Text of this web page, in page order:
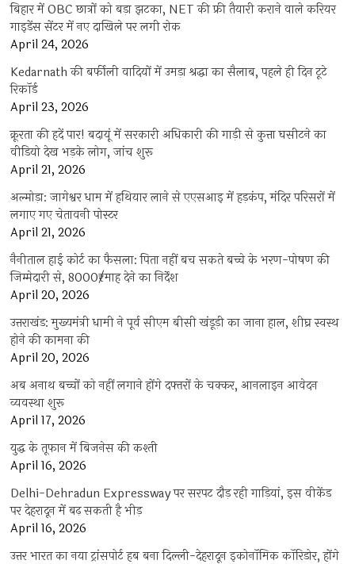
बिहार में OBC छात्रों को बड़ा झटका, NET की फ्री तैयारी कराने वाले करियर
गाइडेंस सेंटर में नए दाखिले पर लगी रोक
April 24, 2026
Kedarnath की बर्फीली वादियों में उमड़ा श्रद्धा का सैलाब, पहले ही दिन टूटे
रिकॉर्ड
April 23, 2026
क्रूरता की हदें पार! बदायूं में सरकारी अधिकारी की गाड़ी से कुत्ता घसीटने का
वीडियो देख भड़के लोग, जांच शुरू
April 21, 2026
अल्मोड़ा: जागेश्वर धाम में हथियार लाने से एएसआइ में हड़कंप, मंदिर परिसरों में
लगाए गए चेतावनी पोस्टर
April 21, 2026
नैनीताल हाई कोर्ट का फैसला: पिता नहीं बच सकते बच्चे के भरण-पोषण की
जिम्मेदारी से, 8000₹/माह देने का निर्देश
April 20, 2026
उत्तराखंड: मुख्यमंत्री धामी ने पूर्व सीएम बीसी खंडूड़ी का जाना हाल, शीघ्र स्वस्थ
होने की कामना की
April 20, 2026
अब अनाथ बच्चों को नहीं लगाने होंगे दफ्तरों के चक्कर, आनलाइन आवेदन
व्यवस्था शुरू
April 17, 2026
युद्ध के तूफान में बिजनेस की कश्ती
April 16, 2026
Delhi-Dehradun Expressway पर सरपट दौड़ रही गाड़ियां, इस वीकेंड
पर देहरादून में बढ़ सकती है भीड़
April 16, 2026
उत्तर भारत का नया ट्रांसपोर्ट हब बना दिल्ली-देहरादून इकोनॉमिक कॉरिडोर, होंगे